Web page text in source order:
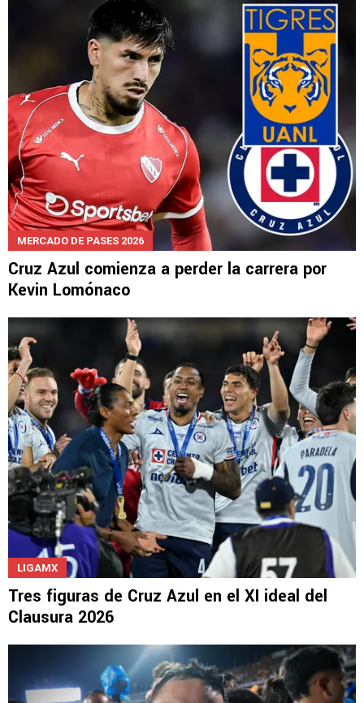
LEE TAMBIÉN
Cruz Azul comienza a perder la carrera por
Kevin Lomónaco
Tres figuras de Cruz Azul en el XI ideal del
Clausura 2026